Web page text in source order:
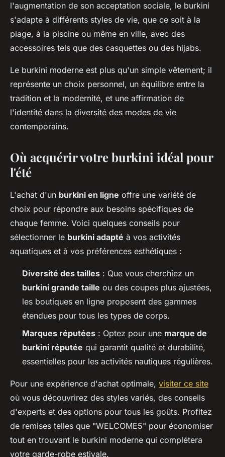
l'augmentation de son acceptation sociale, le burkini
s'adapte à différents styles de vie, que ce soit à la
plage, à la piscine ou même en ville, avec des
accessoires tels que des casquettes ou des hijabs.
Le burkini moderne est plus qu'un simple vêtement; il
représente un choix personnel, un équilibre entre la
tradition et la modernité, et une affirmation de
l'identité dans la diversité des modes de vie
contemporains.
Où acquérir votre burkini idéal pour
l'été
L'achat d'un burkini en ligne offre une variété de
choix pour répondre aux besoins spécifiques de
chaque femme. Voici quelques conseils pour
sélectionner le burkini adapté à vos activités
aquatiques et à vos préférences esthétiques :
Diversité des tailles : Que vous cherchiez un
burkini grande taille ou des coupes plus ajustées,
les boutiques en ligne proposent des gammes
étendues pour tous les types de corps.
Marques réputées : Optez pour une marque de
burkini réputée qui garantit qualité et durabilité,
essentielles pour les activités nautiques régulières.
Pour une expérience d'achat optimale, visiter ce site
où vous découvrirez des styles variés, des conseils
d'experts et des options pour tous les goûts. Profitez
de remises telles que "WELCOME5" pour économiser
tout en trouvant le burkini moderne qui complétera
votre garde-robe estivale.